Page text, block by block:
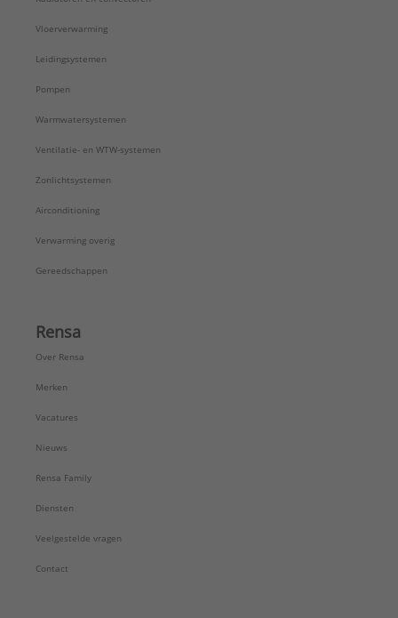
Vloerverwarming
Leidingsystemen
Pompen
Warmwatersystemen
Ventilatie- en WTW-systemen
Zonlichtsystemen
Airconditioning
Verwarming overig
Gereedschappen
Rensa
Over Rensa
Merken
Vacatures
Nieuws
Rensa Family
Diensten
Veelgestelde vragen
Contact